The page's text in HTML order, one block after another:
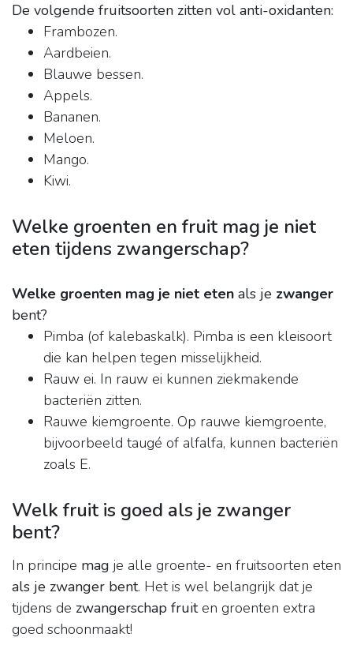
De volgende fruitsoorten zitten vol anti-oxidanten:
Frambozen.
Aardbeien.
Blauwe bessen.
Appels.
Bananen.
Meloen.
Mango.
Kiwi.
Welke groenten en fruit mag je niet
eten tijdens zwangerschap?
Welke groenten mag je niet eten als je zwanger
bent?
Pimba (of kalebaskalk). Pimba is een kleisoort
die kan helpen tegen misselijkheid.
Rauw ei. In rauw ei kunnen ziekmakende
bacteriën zitten.
Rauwe kiemgroente. Op rauwe kiemgroente,
bijvoorbeeld taugé of alfalfa, kunnen bacteriën
zoals E.
Welk fruit is goed als je zwanger
bent?
In principe mag je alle groente- en fruitsoorten eten
als je zwanger bent. Het is wel belangrijk dat je
tijdens de zwangerschap fruiten groenten extra
goed schoonmaakt!